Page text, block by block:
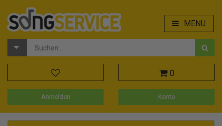
MENÜ
0
Anmelden Konto